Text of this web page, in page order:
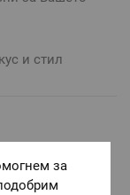
според
и стил
за